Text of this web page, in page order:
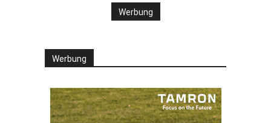
Werbung
Werbung